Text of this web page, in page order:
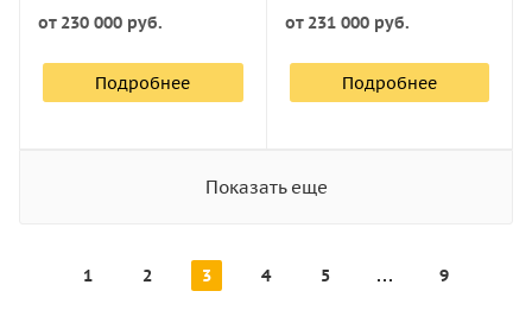
от 230 000 руб.
Подробнее
от 231 000 руб.
Подробнее
Показать еще
1 2 3 4 5 9